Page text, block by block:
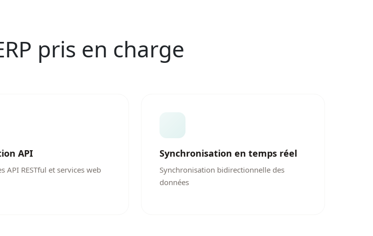
pris en charge
API
API RESTful et services web
Synchronisation en temps réel
Synchronisation bidirectionnelle des
données